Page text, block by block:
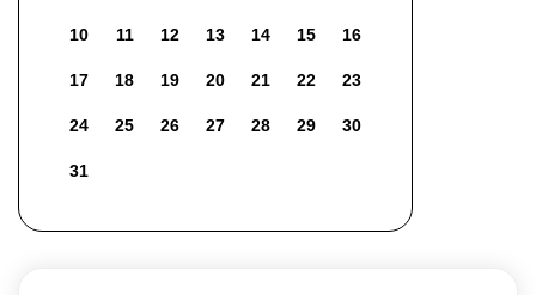
10 11 12 13 14 15 16
17 18 19 20 21 22 23
24 25 26 27 28 29 30
31